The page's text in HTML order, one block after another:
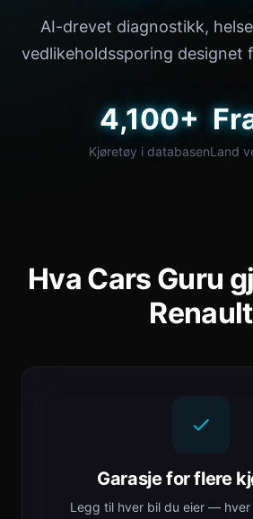
AI-drevet diagnostikk,
vedlikeholdssporing designet
4,100+
Kjøretøy i databasenLand
Hva Cars Guru
Renault
Garasje for flere
Legg til hver bil du eier — hver